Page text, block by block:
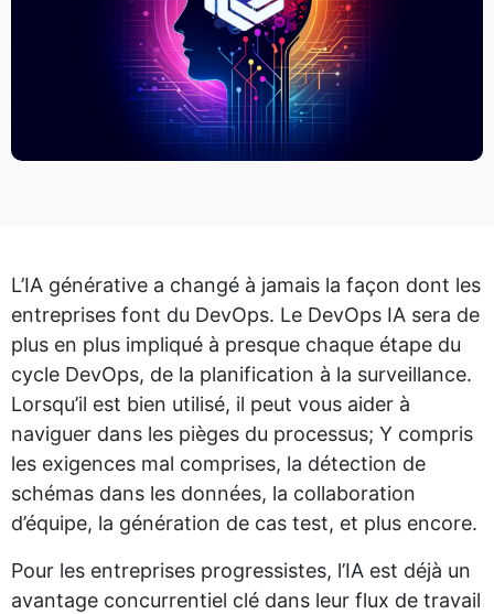
L’IA générative a changé à jamais la façon dont les
entreprises font du DevOps. Le DevOps IA sera de
plus en plus impliqué à presque chaque étape du
cycle DevOps, de la planification à la surveillance.
Lorsqu’il est bien utilisé, il peut vous aider à
naviguer dans les pièges du processus; Y compris
les exigences mal comprises, la détection de
schémas dans les données, la collaboration
d’équipe, la génération de cas test, et plus encore.
Pour les entreprises progressistes, l’IA est déjà un
avantage concurrentiel clé dans leur flux de travail